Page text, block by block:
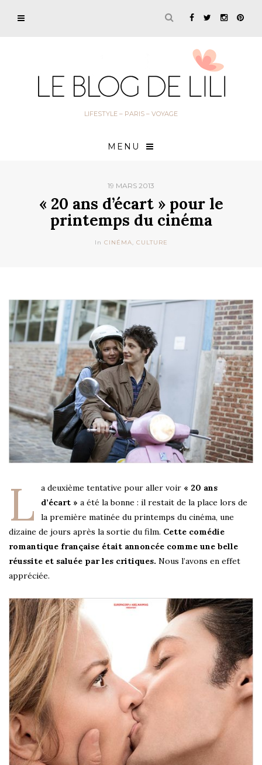
LIFESTYLE – PARIS – VOYAGE
MENU
19 MARS 2013
« 20 ans d’écart » pour le
printemps du cinéma
In CINÉMA, CULTURE
L a deuxième tentative pour aller voir « 20 ans
d’écart » a été la bonne : il restait de la place lors de
la première matinée du printemps du cinéma, une
dizaine de jours après la sortie du film. Cette comédie
romantique française était annoncée comme une belle
réussite et saluée par les critiques. Nous l’avons en effet
appréciée.